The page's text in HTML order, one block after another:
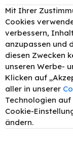
6
1 x Gelb
Mit Ihrer
Cookies
verbessern,
anzupassen und
diesen Zwecken
unseren Werbe-
Klicken auf
aller in unserer
Technologien
Cookie-
ändern.